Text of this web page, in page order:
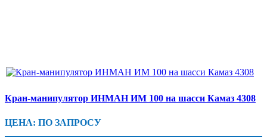
Кран-манипулятор ИНМАН ИМ 100 на шасси Камаз 4308
ЦЕНА: ПО ЗАПРОСУ